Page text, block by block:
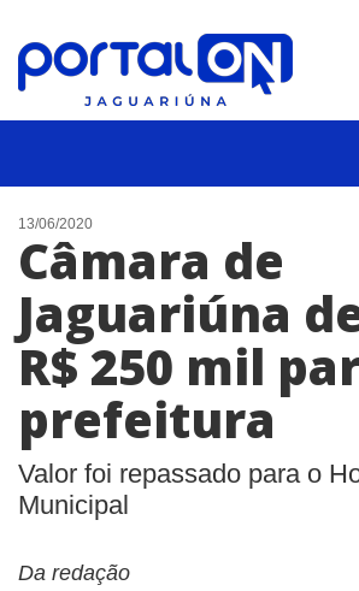
NOTÍCIAS
LISTA DIGITAL
CONTATO
ANUNCIE
13/06/2020
Câmara de
Jaguariúna
R$ 250 mil
prefeitura
Valor foi repassado para o
Municipal
Da redação